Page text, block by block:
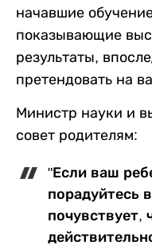
начавшие
показывающие
результаты,
претендовать на
Министр науки и
совет родителям:
"Если ваш
порадуйтесь
почувствует,